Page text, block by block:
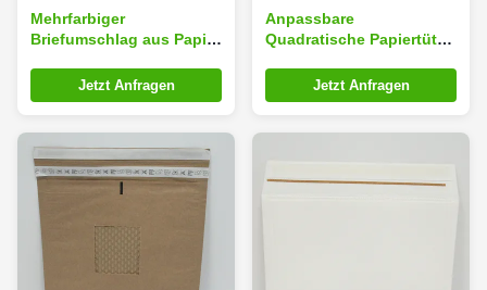
Mehrfarbiger
Briefumschlag aus Papier
Kanten Recycling
Kraftumschläge
Jetzt Anfragen
Anpassbare
Quadratische Papiertüte
Recyclingpapierumschläge
Jetzt Anfragen